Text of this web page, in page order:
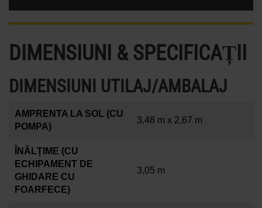
DIMENSIUNI & SPECIFICAȚII
DIMENSIUNI UTILAJ/AMBALAJ
AMPRENTA LA SOL (CU
POMPA)
3,48 m x 2,67 m
ÎNĂLȚIME (CU
ECHIPAMENT DE
GHIDARE CU
FOARFECE)
3,05 m